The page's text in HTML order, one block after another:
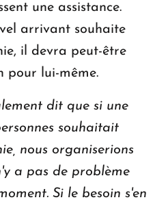
une assistance.
arrivant souhaite
il devra peut-être
pour lui-même.
dit que si une
souhaitait
nous organiserions
a pas de problème
Si le besoin s'en